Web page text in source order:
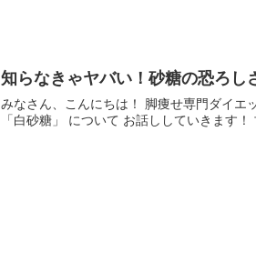
知らなきゃヤバい！砂糖の恐ろし
みなさん、こんにちは！ 脚痩せ専門ダイエ
「白砂糖」 について お話ししていきます！